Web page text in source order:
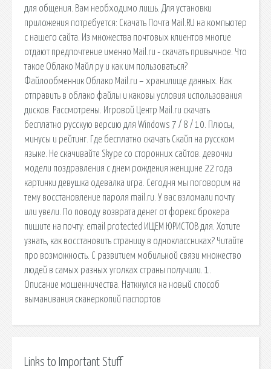
для общения. Вам необходимо лишь. Для установки
приложения потребуется: Скачать Почта Mail.RU на компьютер
с нашего сайта. Из множества почтовых клиентов многие
отдают предпочтение именно Mail.ru - скачать привычное. Что
такое Облако Майл ру и как им пользоваться?
Файлообменник Облако Mail.ru – хранилище данных. Как
отправить в облако файлы и каковы условия использования
дисков. Рассмотрены. Игровой Центр Mail.ru скачать
бесплатно русскую версию для Windows 7 / 8 / 10. Плюсы,
минусы и рейтинг. Где бесплатно скачать Скайп на русском
языке. Не скачивайте Skype со сторонних сайтов. девочки
модели поздравления с днем рождения женщине 22 года
картинки девушка одевалка игра. Сегодня мы поговорим на
тему восстановление пароля mail.ru. У вас взломали почту
или увели. По поводу возврата денег от форекс брокера
пишите на почту: email protected ИЩЕМ ЮРИСТОВ для. Хотите
узнать, как восстановить страницу в одноклассниках? Читайте
про возможность. С развитием мобильной связи множество
людей в самых разных уголках страны получили. 1.
Описание мошенничества. Наткнулся на новый способ
выманивания сканеркопий паспортов
Links to Important Stuff